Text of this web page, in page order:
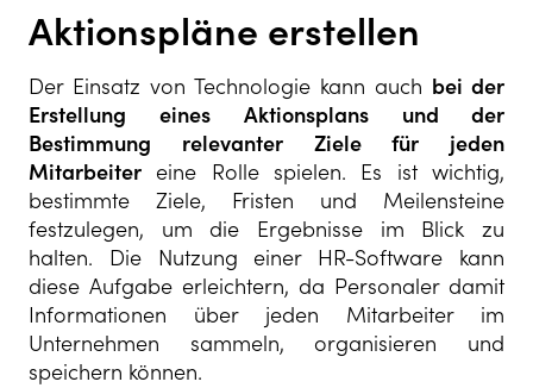
Aktionspläne erstellen
Der Einsatz von Technologie kann auch bei der
Erstellung eines
Aktionsplans und der
Bestimmung relevanter Ziele für jeden
Mitarbeiter eine Rolle spielen. Es ist wichtig,
bestimmte Ziele, Fristen und Meilensteine
festzulegen, um die Ergebnisse im Blick zu
halten. Die Nutzung einer HR-Software kann
diese Aufgabe erleichtern, da Personaler damit
Informationen über jeden Mitarbeiter im
Unternehmen sammeln, organisieren und
speichern können.